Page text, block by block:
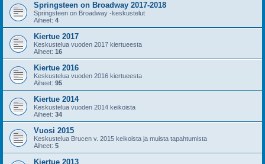
Springsteen on Broadway 2017-2018
Springsteen on Broadway -keskustelut
Aiheet: 4
Kiertue 2017
Keskustelua vuoden 2017 kiertueesta
Aiheet: 16
Kiertue 2016
Keskustelua vuoden 2016 kiertueesta
Aiheet: 95
Kiertue 2014
Keskustelua vuoden 2014 keikoista
Aiheet: 34
Vuosi 2015
Keskustelua Brucen v. 2015 keikoista ja muista tapahtumista
Aiheet: 5
Kiertue 2013